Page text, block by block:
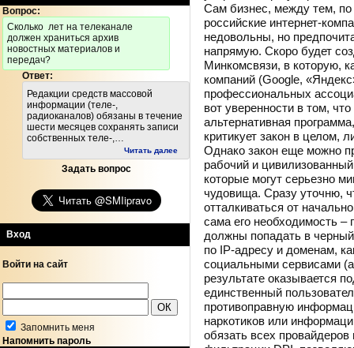
Вопрос:
Cколько лет на телеканале
должен храниться архив
новостных материалов и
передач?
Ответ:
Редакции средств массовой
информации (теле-,
радиоканалов) обязаны в течение
шести месяцев сохранять записи
собственных теле-,…
Читать далее
Задать вопрос
Вход
Войти на сайт
Запомнить меня
Напомнить пароль
Сам бизнес, между тем, по
российские интернет-
недовольны, но
напрямую. Скоро будет
Минкомсвязи, в которую,
компаний (Google,
профессиональных
вот уверенности в том,
альтернативная
критикует закон в целом,
Однако закон еще можно
рабочий и
которые могут серьезно
чудовища. Сразу уточню,
отталкиваться от
сама его необходимость
должны попадать в
по IP-адресу и доменам,
социальными сервисами
результате оказывается
единственный
противоправную
наркотиков или
обязать всех